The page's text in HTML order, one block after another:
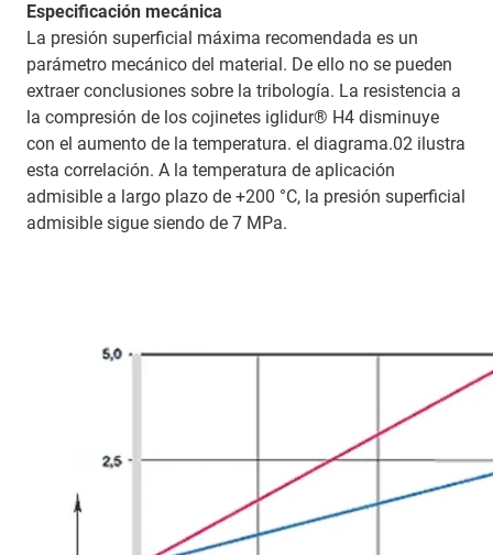
Especificación mecánica
La presión superficial máxima recomendada es un
parámetro mecánico del material. De ello no se pueden
extraer conclusiones sobre la tribología. La resistencia a
la compresión de los cojinetes iglidur® H4 disminuye
con el aumento de la temperatura. el diagrama.02 ilustra
esta correlación. A la temperatura de aplicación
admisible a largo plazo de +200 °C, la presión superficial
admisible sigue siendo de 7 MPa.